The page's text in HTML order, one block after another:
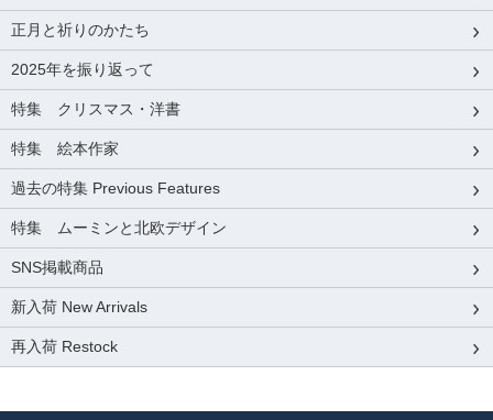
正月と祈りのかたち
2025年を振り返って
特集 クリスマス・洋書
特集 絵本作家
過去の特集 Previous Features
特集 ムーミンと北欧デザイン
SNS掲載商品
新入荷 New Arrivals
再入荷 Restock